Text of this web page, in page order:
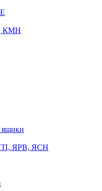
КМН
ящики
ЯРВ, ЯСН